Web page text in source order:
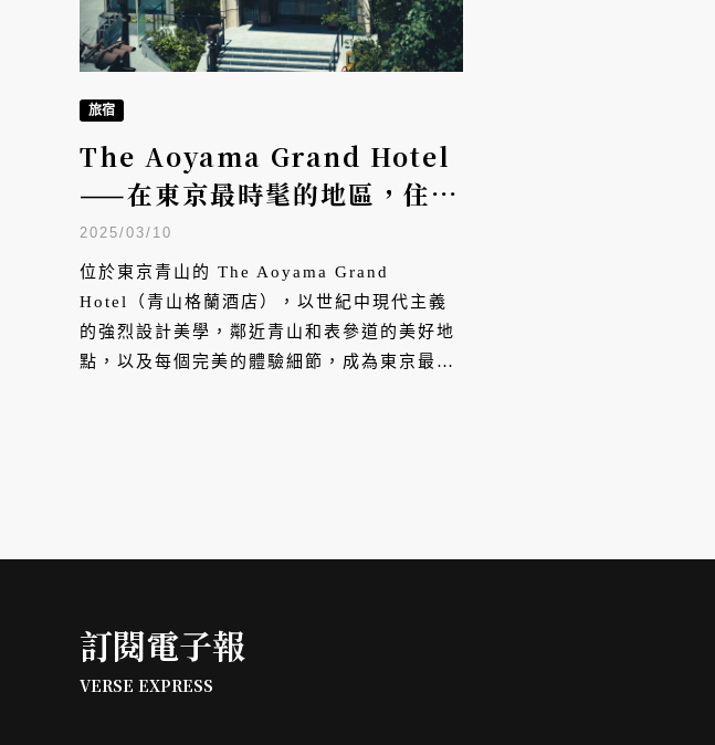
旅宿
The Aoyama Grand Hotel
——在東京最時髦的地區，住最
時髦的酒店
2025/03/10
位於東京青山的 The Aoyama Grand
Hotel（青山格蘭酒店），以世紀中現代主義
的強烈設計美學，鄰近青山和表參道的美好地
點，以及每個完美的體驗細節，成為東京最酷
訂閱電子報
VERSE EXPRESS